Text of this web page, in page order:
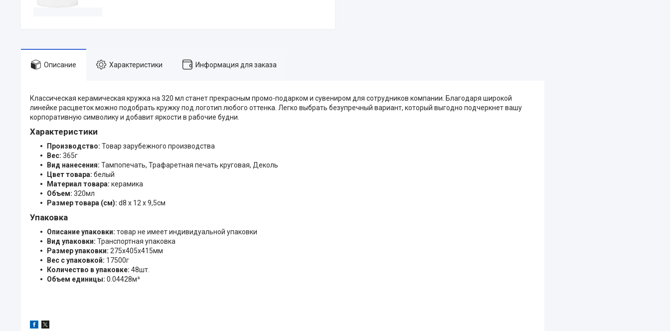
Описание Характеристики Информация для заказа
Классическая керамическая кружка на 320 мл станет прекрасным промо-подарком и сувениром для сотрудников компании. Благодаря широкой
линейке расцветок можно подобрать кружку под логотип любого оттенка. Легко выбрать безупречный вариант, который выгодно подчеркнет вашу
корпоративную символику и добавит яркости в рабочие будни.
Характеристики
Производство: Товар зарубежного производства
Вес: 365г
Вид нанесения: Тампопечать, Трафаретная печать круговая, Деколь
Цвет товара: белый
Материал товара: керамика
Объем: 320мл
Размер товара (см): d8 х 12 х 9,5см
Упаковка
Описание упаковки: товар не имеет индивидуальной упаковки
Вид упаковки: Транспортная упаковка
Размер упаковки: 275x405x415мм
Вес с упаковкой: 17500г
Количество в упаковке: 48шт.
Объем единицы: 0.04428м³